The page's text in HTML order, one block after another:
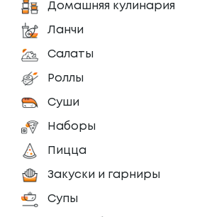
Домашняя кулинария
Ланчи
Салаты
Роллы
Суши
Наборы
Пицца
Закуски и гарниры
Супы